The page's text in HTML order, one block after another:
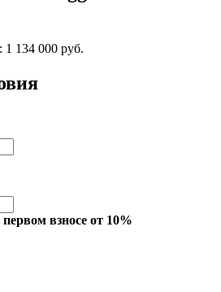
1 134 000 руб.
взносе от 10%